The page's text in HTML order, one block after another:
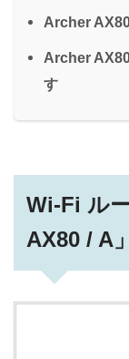
Archer
Archer
す
Wi-Fi ル
AX80 / A